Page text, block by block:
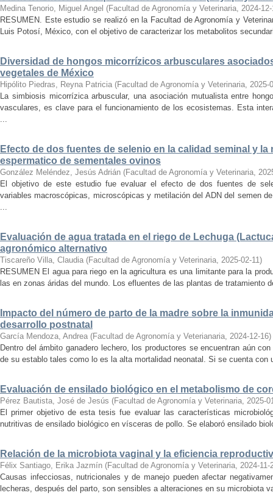
Medina Tenorio, Miguel Angel (Facultad de Agronomía y Veterinaria, 2024-
RESUMEN. Este estudio se realizó en la Facultad de Agronomía y
Luis Potosí, México, con el objetivo de caracterizar los metabolitos
Diversidad de hongos micorrízicos arbusculares
vegetales de México
Hipólito Piedras, Reyna Patricia (Facultad de Agronomía y Veterinaria, 2025-
La simbiosis micorrízica arbuscular, una asociación mutualista entre
vasculares, es clave para el funcionamiento de los ecosistemas. Esta
...
Efecto de dos fuentes de selenio en la calidad seminal y la
espermatico de sementales ovinos
González Meléndez, Jesús Adrián (Facultad de Agronomía y Veterinaria,
El objetivo de este estudio fue evaluar el efecto de dos fuentes de
variables macroscópicas, microscópicas y metilación del ADN del semen
...
Evaluación de agua tratada en el riego de Lechuga
agronómico alternativo
Tiscareño Villa, Claudia (Facultad de Agronomía y Veterinaria, 2025-02-11)
RESUMEN El agua para riego en la agricultura es una limitante para la
las en zonas áridas del mundo. Los efluentes de las plantas de tratamiento
Impacto del número de parto de la madre sobre la
desarrollo postnatal
García Mendoza, Andrea (Facultad de Agronomía y Veterianaria, 2024-12-16)
Dentro del ámbito ganadero lechero, los productores se encuentran aún
de su establo tales como lo es la alta mortalidad neonatal. Si se cuenta
Evaluación de ensilado biológico en el metabolismo de
Pérez Bautista, José de Jesús (Facultad de Agronomía y Veterinaria, 2025-
El primer objetivo de esta tesis fue evaluar las características
nutritivas de ensilado biológico en vísceras de pollo. Se elaboró ensilado
Relación de la microbiota vaginal y la eficiencia
Félix Santiago, Erika Jazmín (Facultad de Agronomía y Veterinaria, 2024-11-
Causas infecciosas, nutricionales y de manejo pueden afectar
lecheras, después del parto, son sensibles a alteraciones en su microbiota